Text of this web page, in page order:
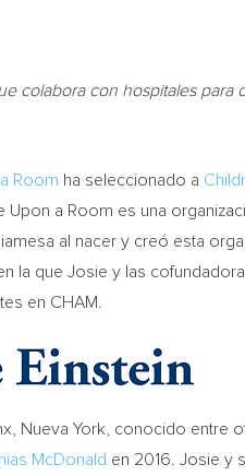
colabora con hospitales para
Room ha seleccionado a
a Room es una
al nacer y creó esta
la que Josie y las
en CHAM.
Nueva York, conocido
McDonald en 2016. Josie y